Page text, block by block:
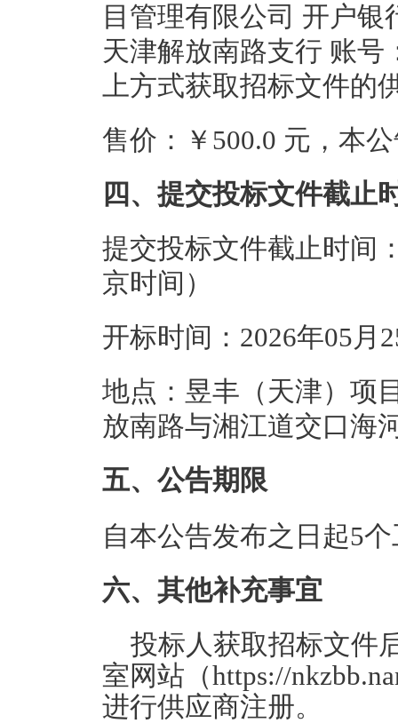
目管理有限公司 开户
天津解放南路支行 账号
上方式获取招标文件的
售价：￥500.0 元，本
四、提交投标文件截止
提交投标文件截止时间
京时间）
开标时间：2026年05月
地点：昱丰（天津）项
放南路与湘江道交口海
五、公告期限
自本公告发布之日起5
六、其他补充事宜
投标人获取招标文件
室网站（https://
进行供应商注册。